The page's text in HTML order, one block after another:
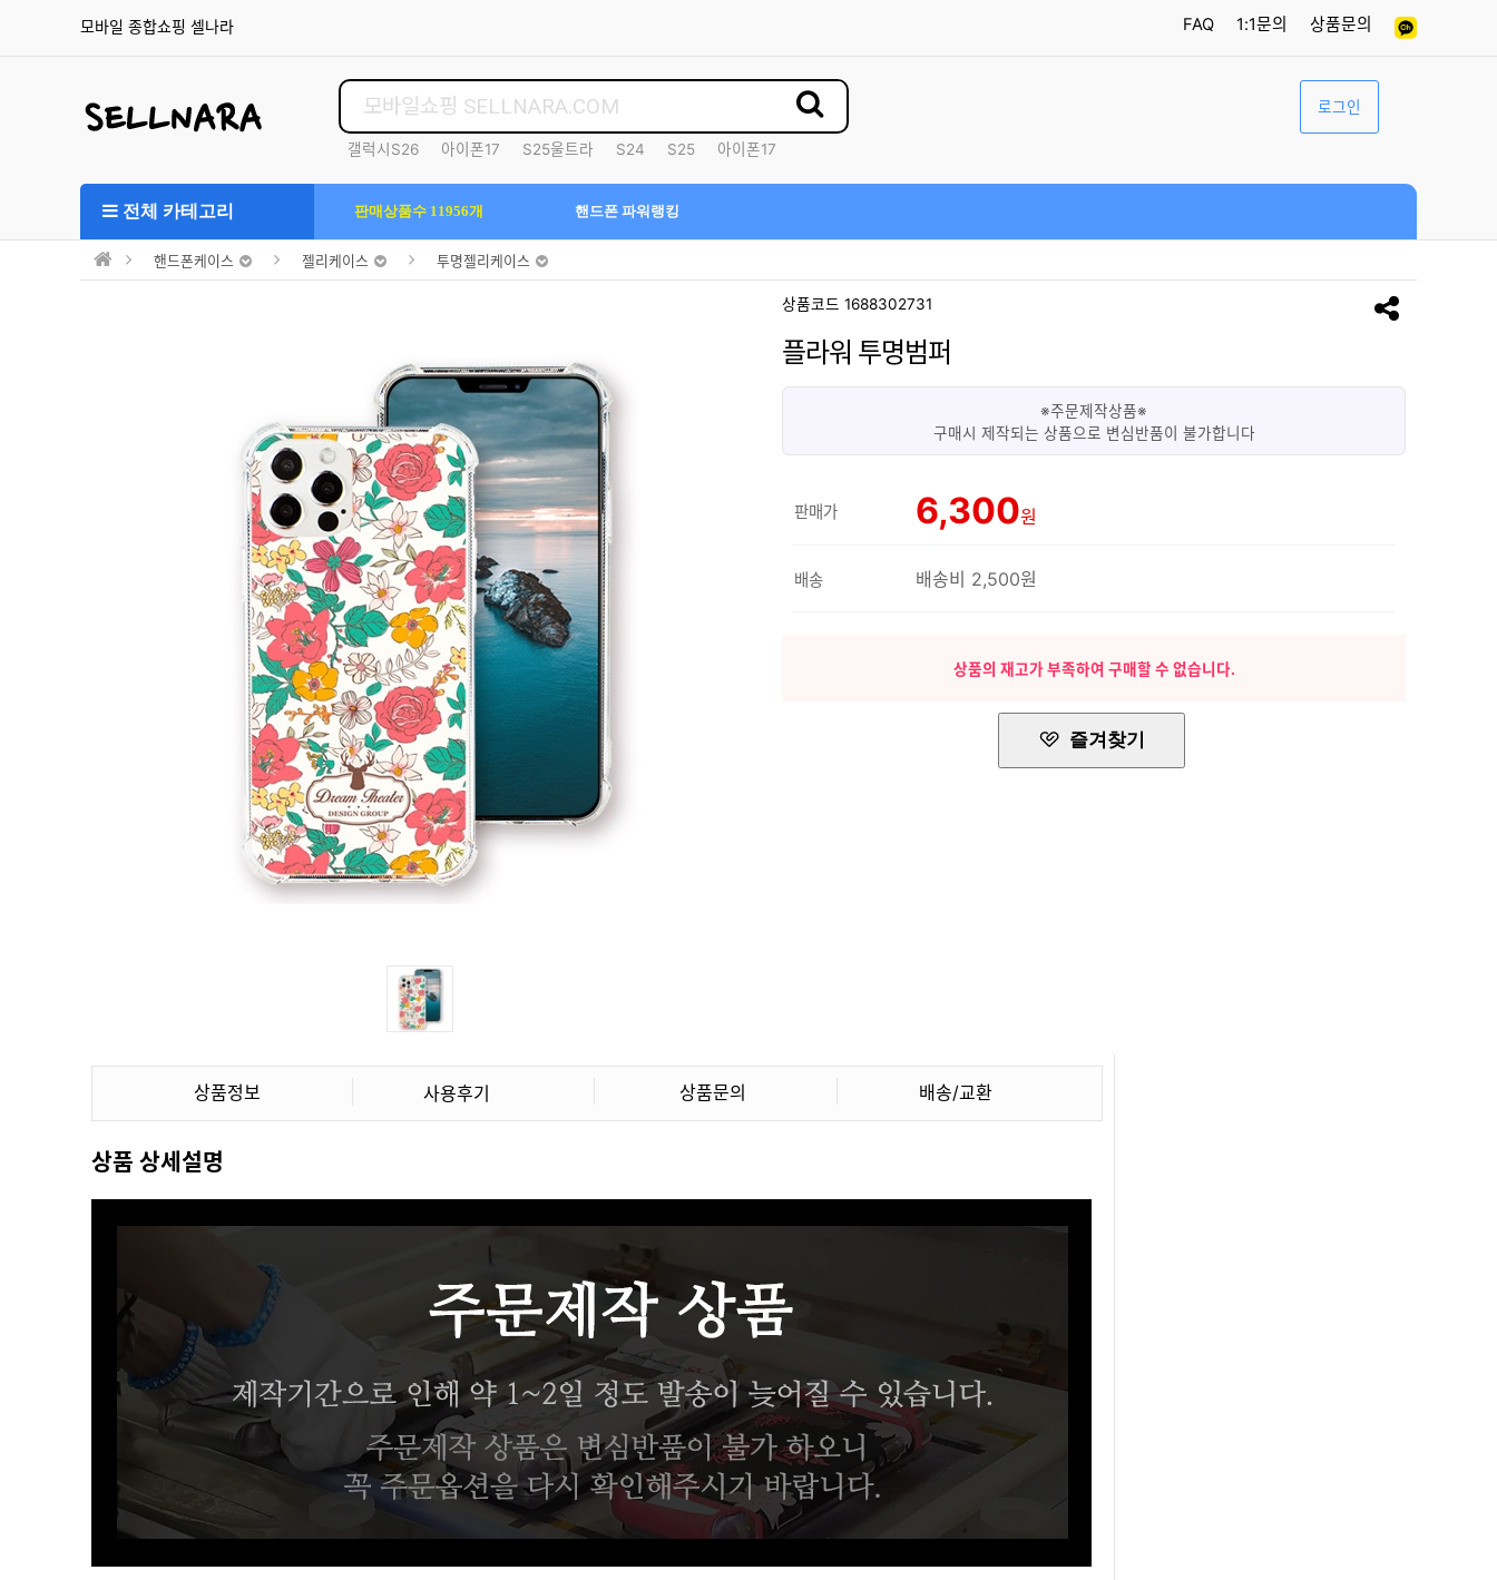
모바일 종합쇼핑 셀나라 FAQ 1:1문의 상품문의
갤럭시S26 아이폰17 S25울트라 S24 S25
아이폰17
로그인
전체 카테고리 판매상품수 11956개 핸드폰 파워랭킹
핸드폰케이스 젤리케이스 투명젤리케이스
상품코드 1688302731
플라워 투명범퍼
※주문제작상품※
구매시 제작되는 상품으로 변심반품이 불가합니다
판매가 6,300원
배송 배송비 2,500원
상품의 재고가 부족하여 구매할 수 없습니다.
즐겨찾기
상품정보 사용후기 상품문의 배송/교환
상품 상세설명